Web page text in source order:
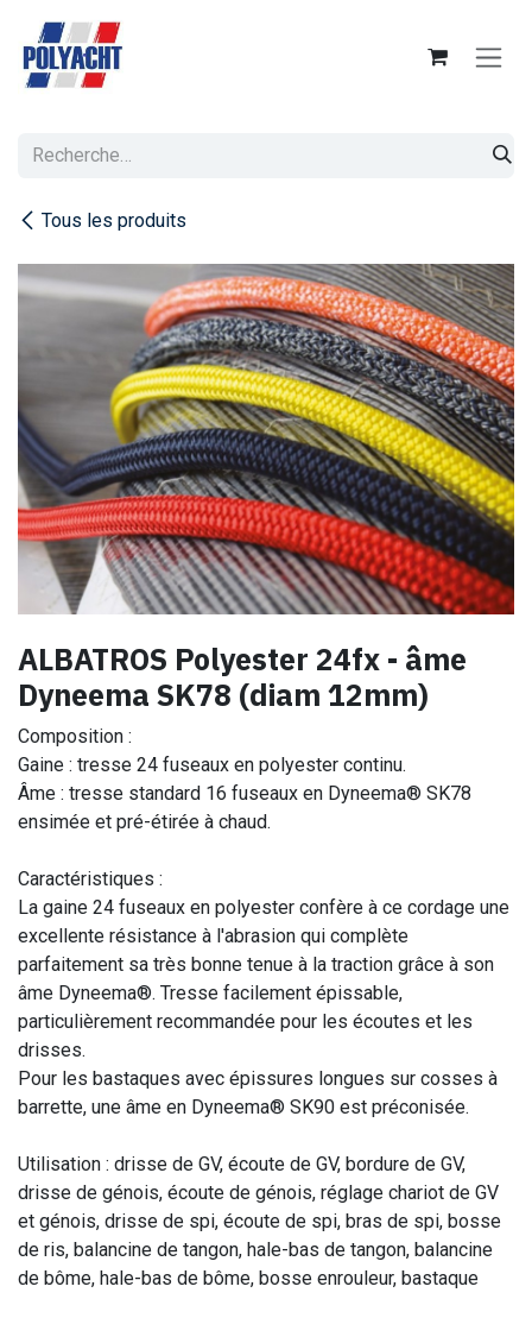
Tous les produits
ALBATROS Polyester 24fx - âme
Dyneema SK78 (diam 12mm)
Composition :
Gaine : tresse 24 fuseaux en polyester continu.
Âme : tresse standard 16 fuseaux en Dyneema® SK78
ensimée et pré-étirée à chaud.
Caractéristiques :
La gaine 24 fuseaux en polyester confère à ce cordage une
excellente résistance à l'abrasion qui complète
parfaitement sa très bonne tenue à la traction grâce à son
âme Dyneema®. Tresse facilement épissable,
particulièrement recommandée pour les écoutes et les
drisses.
Pour les bastaques avec épissures longues sur cosses à
barrette, une âme en Dyneema® SK90 est préconisée.
Utilisation : drisse de GV, écoute de GV, bordure de GV,
drisse de génois, écoute de génois, réglage chariot de GV
et génois, drisse de spi, écoute de spi, bras de spi, bosse
de ris, balancine de tangon, hale-bas de tangon, balancine
de bôme, hale-bas de bôme, bosse enrouleur, bastaque